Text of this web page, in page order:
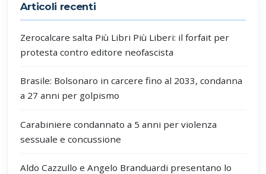
Articoli recenti
Zerocalcare salta Più Libri Più Liberi: il forfait per
protesta contro editore neofascista
Brasile: Bolsonaro in carcere fino al 2033, condanna
a 27 anni per golpismo
Carabiniere condannato a 5 anni per violenza
sessuale e concussione
Aldo Cazzullo e Angelo Branduardi presentano lo